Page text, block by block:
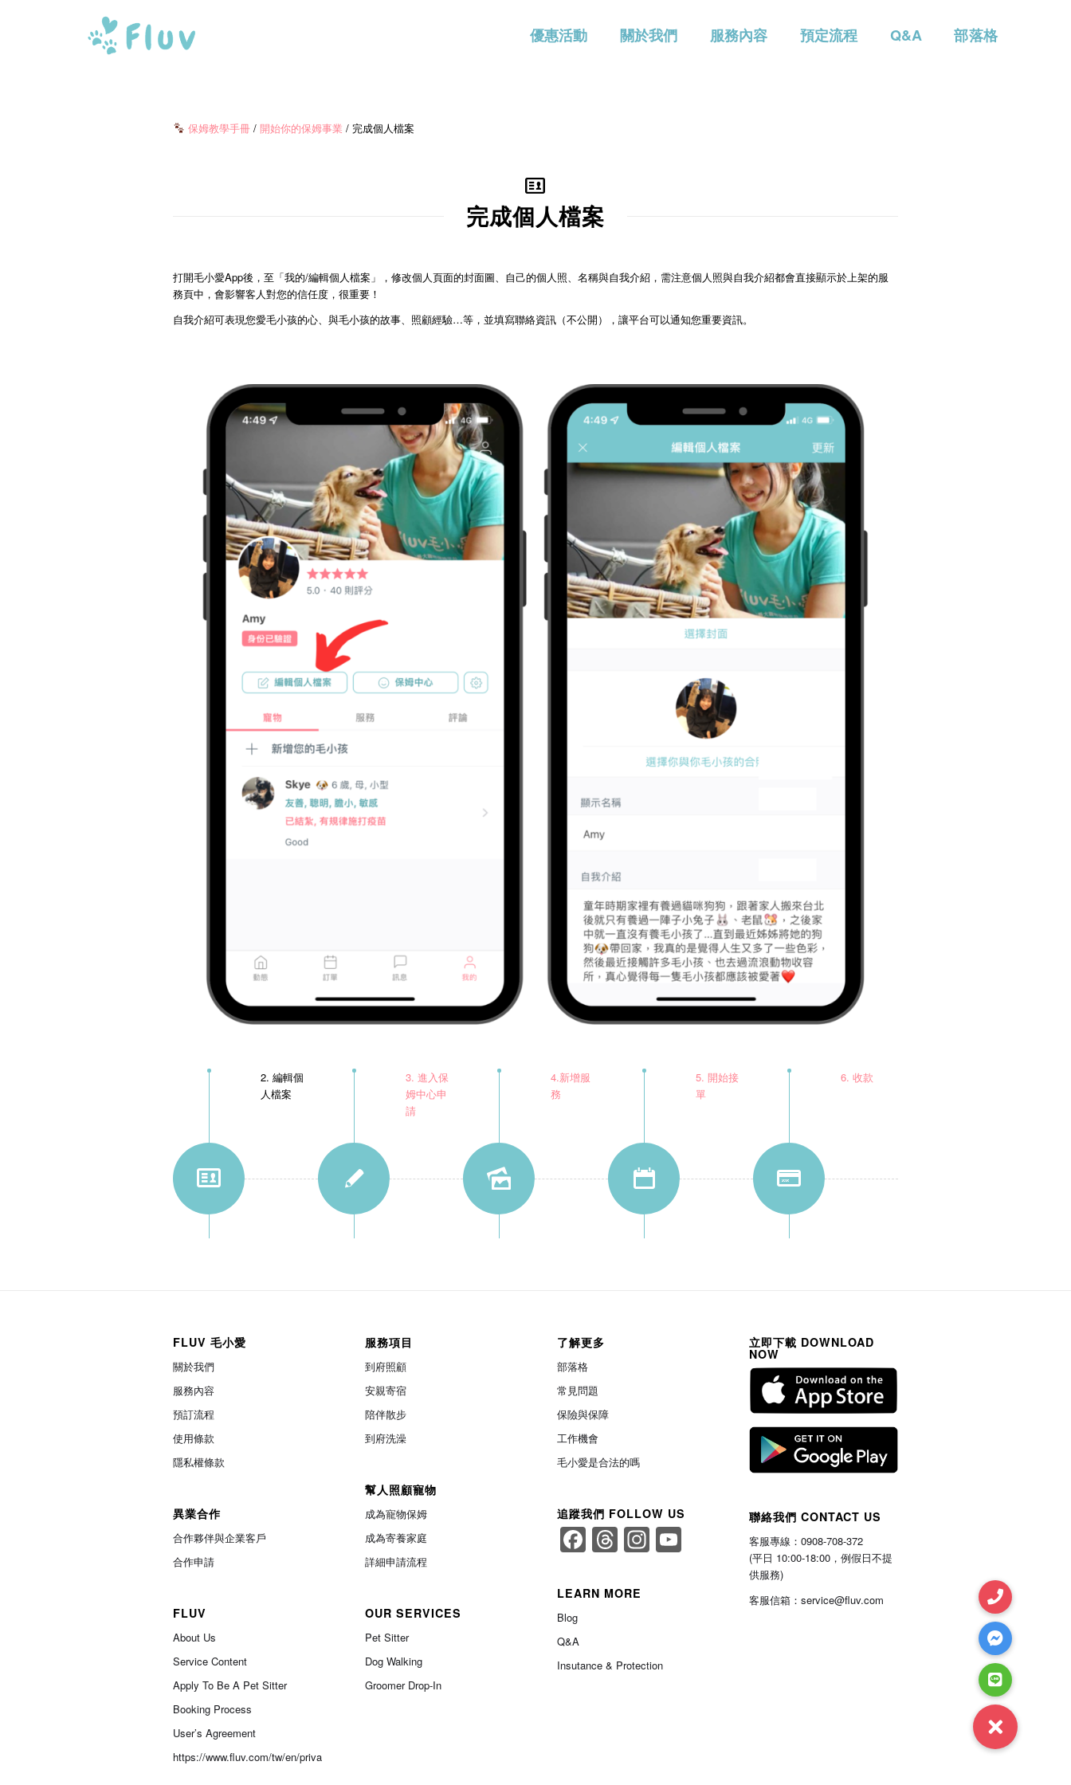
優惠活動 關於我們 服務內容 預定流程 Q&A 部落格
保姆教學手冊/ 開始你的保姆事業 / 完成個人檔案
完成個人檔案
打開毛小愛App後，至「我的/編輯個人檔案」，修改個人頁面的封面圖、自己的個人照、名稱與自我介紹，需注意個人照與自我介紹都會直接顯示於上架的服
務頁中，會影響客人對您的信任度，很重要！
自我介紹可表現您愛毛小孩的心、與毛小孩的故事、照顧經驗…等，並填寫聯絡資訊（不公開），讓平台可以通知您重要資訊。
2. 編輯個
人檔案
3. 進入保
姆中心申
請
4.新增服
務
5. 開始接
單
6. 收款
FLUV 毛小愛
關於我們
服務內容
預訂流程
使用條款
隱私權條款
異業合作
合作夥伴與企業客戶
合作申請
FLUV
About Us
Service Content
Apply To Be A Pet Sitter
Booking Process
User’s Agreement
https://www.fluv.com/tw/en/privacypolicy
服務項目
到府照顧
安親寄宿
陪伴散步
到府洗澡
幫人照顧寵物
成為寵物保姆
成為寄養家庭
詳細申請流程
OUR SERVICES
Pet Sitter
Dog Walking
Groomer Drop-In
了解更多
部落格
常見問題
保險與保障
工作機會
毛小愛是合法的嗎
追蹤我們 FOLLOW US
Facebook
Threads
Instagram
YouTube
Channel
LEARN MORE
Blog
Q&A
Insutance & Protection
立即下載 DOWNLOAD
NOW
聯絡我們 CONTACT US
客服專線：0908-708-372
(平日 10:00-18:00，例假日不提
供服務)
客服信箱：service@fluv.com